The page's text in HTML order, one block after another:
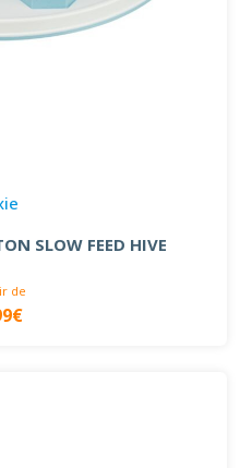
SLOW FEED HIVE
de